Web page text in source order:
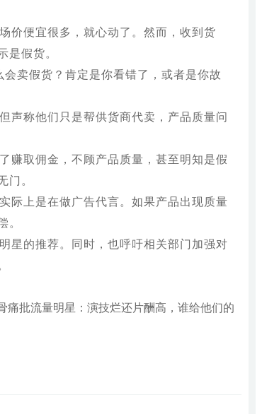
价便宜很多，就心动了。然而，收到货
是假货。
卖假货？肯定是你看错了，或者是你故
声称他们只是帮供货商代卖，产品质量问
赚取佣金，不顾产品质量，甚至明知是假
门。
际上是在做广告代言。如果产品出现质量
。
星的推荐。同时，也呼吁相关部门加强对
痛批流量明星：演技烂还片酬高，谁给他们的